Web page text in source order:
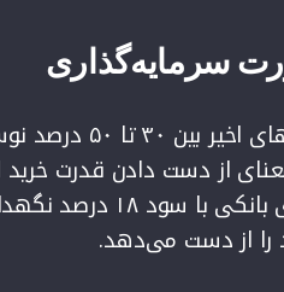
سرمایه‌گذاری
در ایران که نرخ
از دست دادن قدرت